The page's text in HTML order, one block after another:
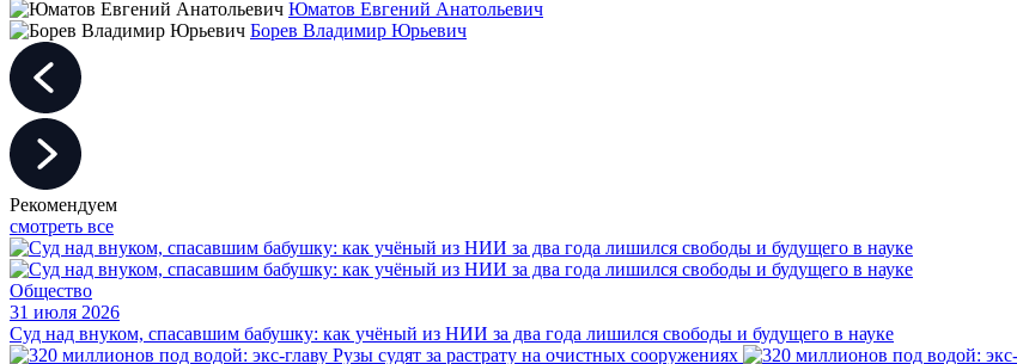
Юматов Евгений Анатольевич
Борев Владимир Юрьевич
Рекомендуем
смотреть все
Общество
31 июля 2026
Суд над внуком, спасавшим бабушку: как учёный из НИИ за два года лишился свободы и будущего в науке